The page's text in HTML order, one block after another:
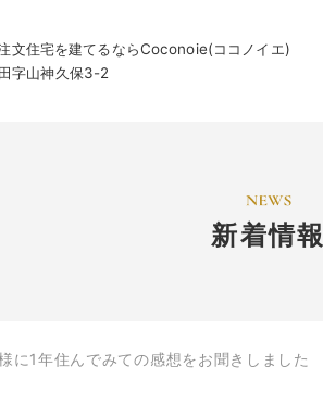
文住宅を建てるならCoconoie(ココノイエ)
字山神久保3-2
新着情報
に1年住んでみての感想をお聞きしました